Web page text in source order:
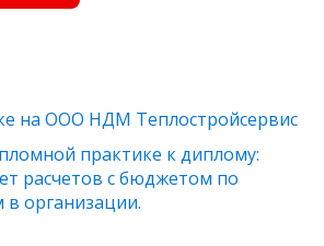
на ООО НДМ Теплостройсервис
практике к диплому:
расчетов с бюджетом по
в организации.